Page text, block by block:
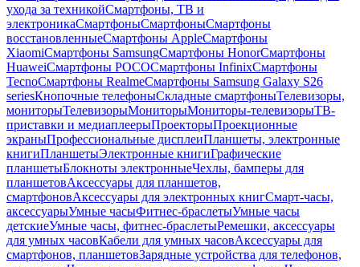
ухода за техникойСмартфоны, ТВ и
электроникаСмартфоныСмартфоныСмартфоны
восстановленныеСмартфоны AppleСмартфоны
XiaomiСмартфоны SamsungСмартфоны HonorСмартфоны
HuaweiСмартфоны POCOСмартфоны InfinixСмартфоны
TecnoСмартфоны RealmeСмартфоны Samsung Galaxy S26
seriesКнопочные телефоныСкладные смартфоныТелевизоры,
мониторыТелевизорыМониторыМониторы-телевизорыТВ-
приставки и медиаплеерыПроекторыПроекционные
экраныПрофессиональные дисплеиПланшеты, электронные
книгиПланшетыЭлектронные книгиГрафические
планшетыБлокноты электронныеЧехлы, бамперы для
планшетовАксессуары для планшетов,
смартфоновАксессуары для электронных книгСмарт-часы,
аксессуарыУмные часыФитнес-браслетыУмные часы
детскиеУмные часы, фитнес-браслетыРемешки, аксессуары
для умных часовКабели для умных часовАксессуары для
смартфонов, планшетовЗарядные устройства для телефонов,